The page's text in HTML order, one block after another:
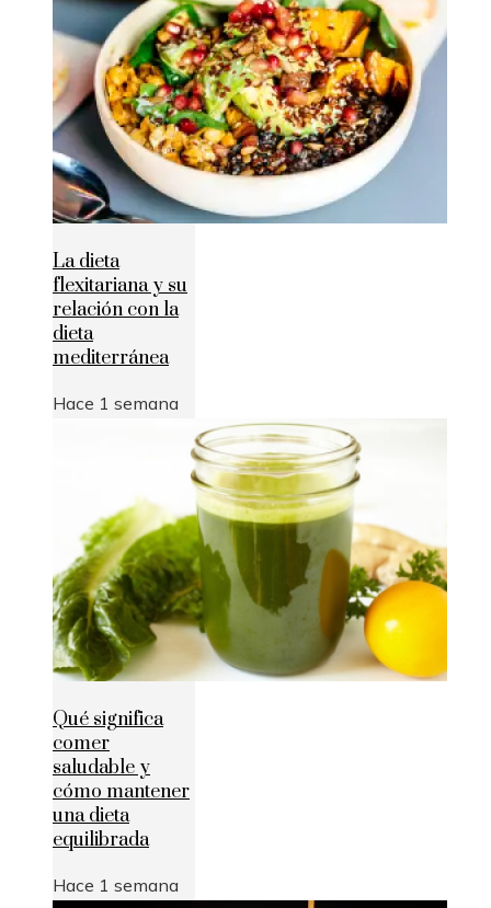
La dieta
flexitariana y su
relación con la
dieta
mediterránea
Hace 1 semana
Qué significa
comer
saludable y
cómo mantener
una dieta
equilibrada
Hace 1 semana